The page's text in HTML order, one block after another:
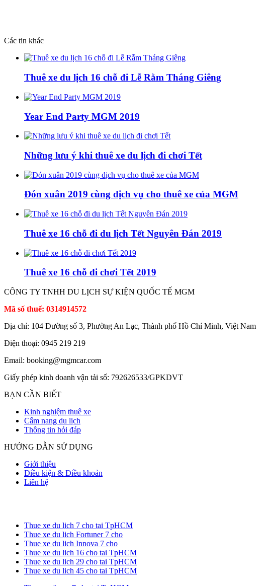
Các tin khác
Thuê xe du lịch 16 chỗ đi Lễ Rằm Tháng Giêng
Year End Party MGM 2019
Những lưu ý khi thuê xe du lịch đi chơi Tết
Đón xuân 2019 cùng dịch vụ cho thuê xe của MGM
Thuê xe 16 chỗ đi du lịch Tết Nguyên Đán 2019
Thuê xe 16 chỗ đi chơi Tết 2019
CÔNG TY TNHH DU LỊCH SỰ KIỆN QUỐC TẾ MGM
Mã số thuế: 0314914572
Địa chỉ: 104 Đường số 3, Phường An Lạc, Thành phố Hồ Chí Minh, Việt Nam
Điện thoại: 0945 219 219
Email: booking@mgmcar.com
Giấy phép kinh doanh vận tải số: 792626533/GPKDVT
BẠN CẦN BIẾT
Kinh nghiệm thuê xe
Cẩm nang du lịch
Thông tin hỏi đáp
HƯỚNG DẪN SỬ DỤNG
Giới thiệu
Điều kiện & Điều khoản
Liên hệ
Thue xe du lich 7 cho tai TpHCM
Thue xe du lich Fortuner 7 cho
Thue xe du lich Innova 7 cho
Thue xe du lich 16 cho tai TpHCM
Thue xe du lich 29 cho tai TpHCM
Thue xe du lich 45 cho tai TpHCM